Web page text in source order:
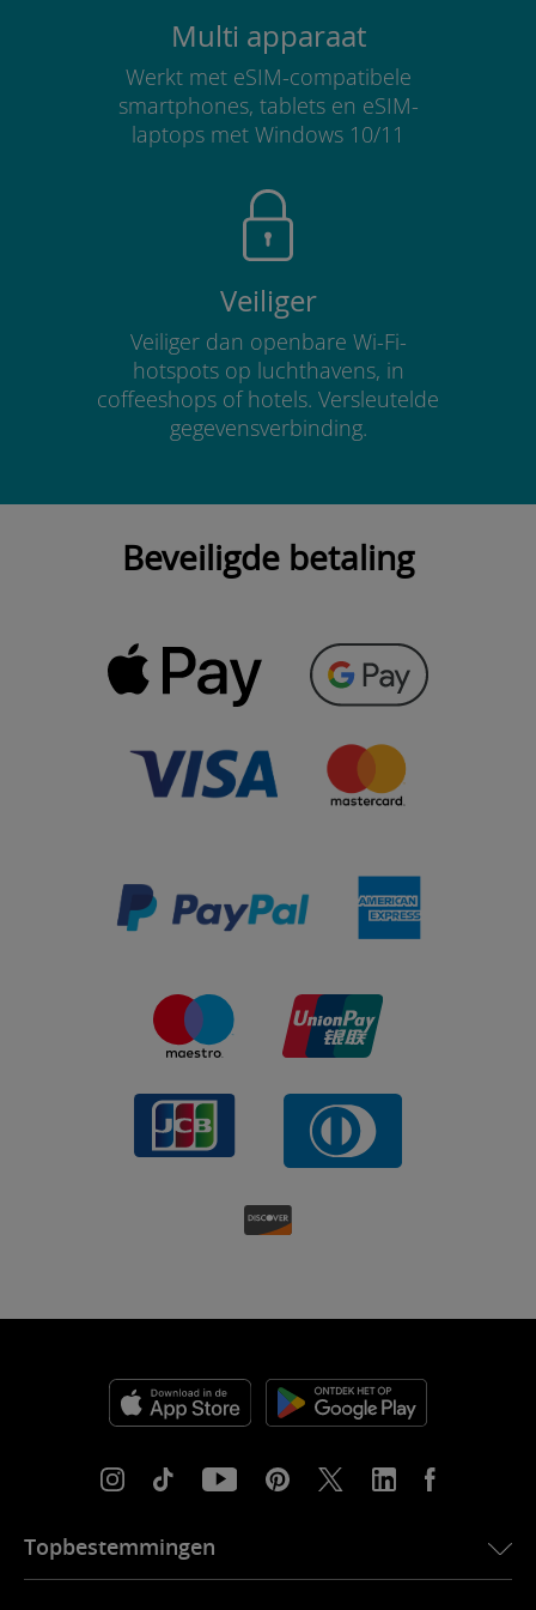
Multi apparaat
Werkt met eSIM-compatibele
smartphones, tablets en eSIM-
laptops met Windows 10/11
Veiliger
Veiliger dan openbare Wi-Fi-
hotspots op luchthavens, in
coffeeshops of hotels. Versleutelde
gegevensverbinding.
Beveiligde betaling
Topbestemmingen